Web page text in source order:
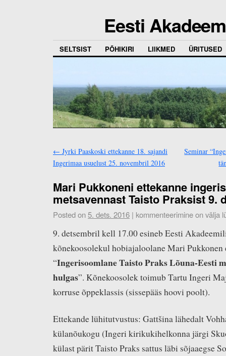
Eesti
SELTSIST PÕHIKIRI LIIKMED ÜRITUSED
← Jyrki Paaskoski ettekanne 18. sajandi
Ingerimaa usuelust 25. novembril 2016
Seminar
Mari Pukkoneni ettekanne
metsavennast Taisto Praksist 9.
Posted on5. dets. 2016 | kommenteerimine on välja
9. detsembril kell 17.00 esineb Eesti
kõnekoosolekul hobiajaloolane Mari Pukkonen
“Ingerisoomlane Taisto Praks Lõuna-Eesti
hulgas”. Kõnekoosolek toimub Tartu Ingeri
korruse õppeklassis (sissepääs hoovi poolt).
Ettekande lühitutvustus: Gattšina lähedalt
külanõukogu (Ingeri kirikukihelkonna järgi
külast pärit Taisto Praks sattus läbi sõjaaegse